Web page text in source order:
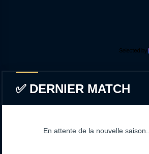
✅ DERNIER MATCH
En attente de la nouvelle saison...